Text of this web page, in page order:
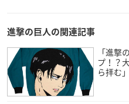
トマイザータイプ。
バッグにすっぽり入るスリ
【サイズ】
ボトル：直径約15mm、高
進撃の巨人の関連記事
「進撃
プ！？
ら拝む」